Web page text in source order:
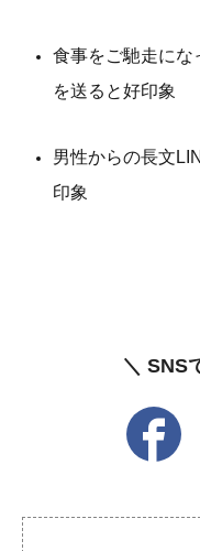
食事をご馳走にな
を送ると好印象
男性からの長文
印象
＼ SNS